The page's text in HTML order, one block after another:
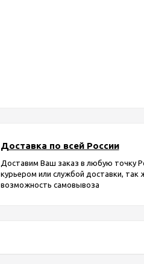
Доставка по всей России
Доставим Ваш заказ в любую точку
курьером или службой доставки, так
возможность самовывоза